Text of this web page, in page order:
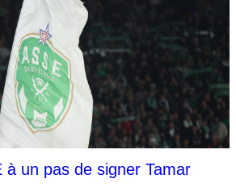
à un pas de signer Tamar